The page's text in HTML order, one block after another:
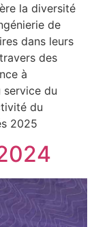
la diversité
de
dans leurs
des
à
service du
du
2025